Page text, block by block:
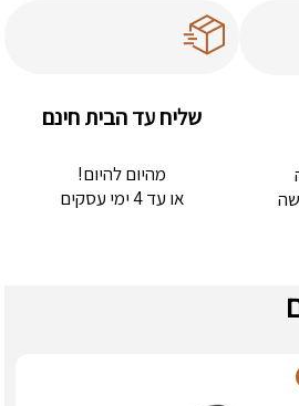
שליח עד הבית חינם
מהיום להיום!
או עד 4 ימי עסקים